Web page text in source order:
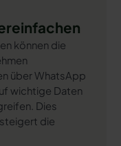
können die
über WhatsApp
wichtige Daten
Dies
die